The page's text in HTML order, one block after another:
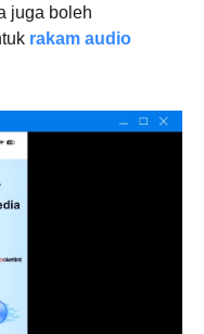
juga boleh
rakam audio